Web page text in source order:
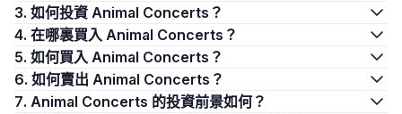
3. 如何投資 Animal Concerts？
4. 在哪裏買入 Animal Concerts？
5. 如何買入 Animal Concerts？
6. 如何賣出 Animal Concerts？
7. Animal Concerts 的投資前景如何？